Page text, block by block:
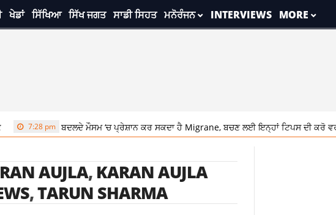
ਖੇਡਾਂ ਸਿੱਖਿਆ ਸਿੱਖ ਜਗਤ ਸਾਡੀ ਸਿਹਤ ਮਨੋਰੰਜਨ INTERVIEWS MORE
7:28 pm ਬਦਲਦੇ ਮੌਸਮ ‘ਚ ਪ੍ਰੇਸ਼ਾਨ ਕਰ ਸਕਦਾ ਹੈ Migrane, ਬਚਣ ਲਈ ਇਨ੍ਹਾਂ ਟਿਪਸ ਦੀ ਕਰੋ ਵਰਤੋਂ
AUJLA, KARAN AUJLA
,TARUN SHARMA